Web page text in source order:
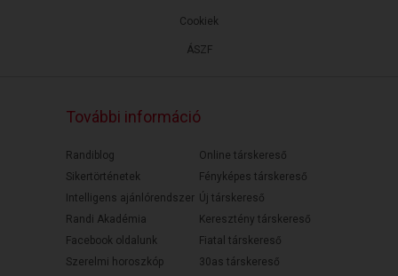
ÁSZF
Cookiek
További információ
Randiblog
Sikertörténetek
Intelligens ajánlórendszer
Randi Akadémia
Facebook oldalunk
Szerelmi horoszkóp
Online társkereső
Fényképes társkereső
Új társkereső
Keresztény társkereső
Fiatal társkereső
30as társkereső